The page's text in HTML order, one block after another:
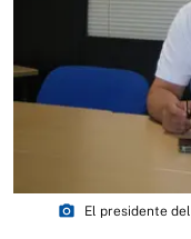
photo_camera El presidente